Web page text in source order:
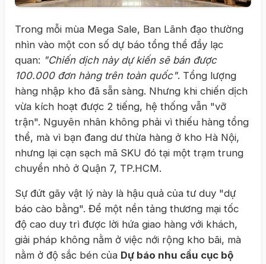
Trong mỗi mùa Mega Sale, Ban Lãnh đạo thường
nhìn vào một con số dự báo tổng thể đầy lạc
quan: "Chiến dịch này dự kiến sẽ bán được
100.000 đơn hàng trên toàn quốc". Tổng lượng
hàng nhập kho đã sẵn sàng. Nhưng khi chiến dịch
vừa kích hoạt được 2 tiếng, hệ thống vẫn "vỡ
trận". Nguyên nhân không phải vì thiếu hàng tổng
thể, mà vì bạn đang dư thừa hàng ở kho Hà Nội,
nhưng lại cạn sạch mã SKU đó tại một trạm trung
chuyển nhỏ ở Quận 7, TP.HCM.
Sự đứt gãy vật lý này là hậu quả của tư duy "dự
báo cào bằng". Để một nền tảng thương mại tốc
độ cao duy trì được lời hứa giao hàng với khách,
giải pháp không nằm ở việc nới rộng kho bãi, mà
nằm ở độ sắc bén của Dự báo nhu cầu cục bộ